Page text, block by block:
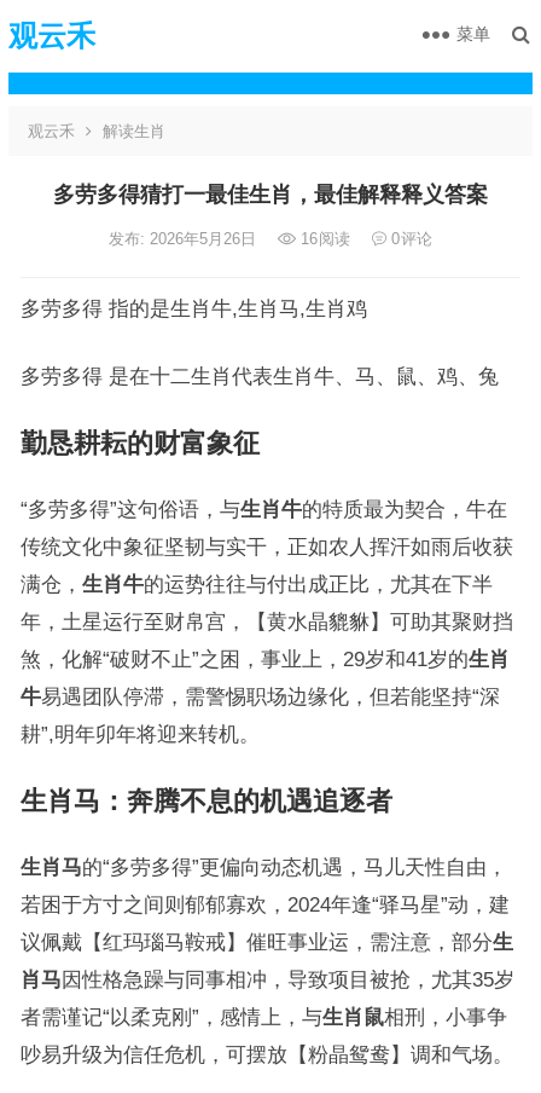
观云禾 菜单
观云禾 解读生肖
多劳多得猜打一最佳生肖，最佳解释释义答案
发布: 2026年5月26日 16阅读 0评论
多劳多得 指的是生肖牛,生肖马,生肖鸡
多劳多得 是在十二生肖代表生肖牛、马、鼠、鸡、兔
勤恳耕耘的财富象征
“多劳多得”这句俗语，与生肖牛的特质最为契合，牛在
传统文化中象征坚韧与实干，正如农人挥汗如雨后收获
满仓， 生肖牛的运势往往与付出成正比，尤其在下半
年，土星运行至财帛宫，【黄水晶貔貅】可助其聚财挡
煞，化解“破财不止”之困，事业上，29岁和41岁的生肖
牛易遇团队停滞，需警惕职场边缘化，但若能坚持“深
耕”,明年卯年将迎来转机。
生肖马：奔腾不息的机遇追逐者
生肖马的“多劳多得”更偏向动态机遇，马儿天性自由，
若困于方寸之间则郁郁寡欢，2024年逢“驿马星”动，建
议佩戴【红玛瑙马鞍戒】催旺事业运，需注意，部分生
肖马因性格急躁与同事相冲，导致项目被抢，尤其35岁
者需谨记“以柔克刚”，感情上，与生肖鼠相刑，小事争
吵易升级为信任危机，可摆放【粉晶鸳鸯】调和气场。